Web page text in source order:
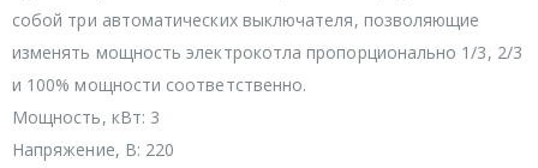
собой три автоматических выключателя, позволяющие
изменять мощность электрокотла пропорционально 1/3, 2/3
и 100% мощности соответственно.
Мощность, кВт: 3
Напряжение, В: 220